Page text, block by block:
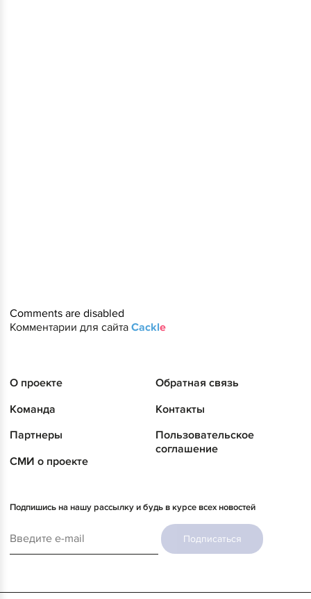
Comments are disabled
Комментарии для сайта Cackle
О проекте
Команда
Партнеры
СМИ о проекте
Обратная связь
Контакты
Пользовательское
соглашение
Подпишись на нашу рассылку и будь в курсе всех новостей
Подписаться